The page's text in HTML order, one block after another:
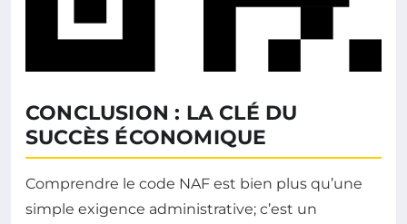
CONCLUSION : LA CLÉ DU
SUCCÈS ÉCONOMIQUE
Comprendre le code NAF est bien plus qu’une
simple exigence administrative; c’est un